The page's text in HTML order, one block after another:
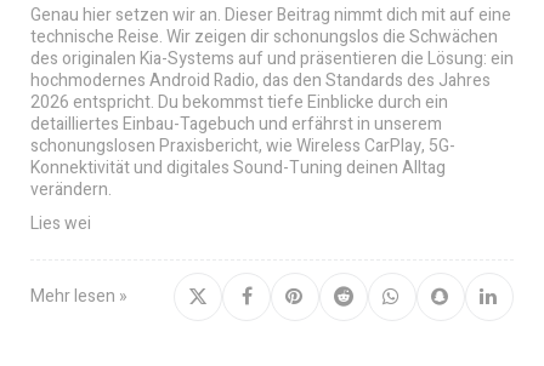
Genau hier setzen wir an. Dieser Beitrag nimmt dich mit auf eine
technische Reise. Wir zeigen dir schonungslos die Schwächen
des originalen Kia-Systems auf und präsentieren die Lösung: ein
hochmodernes Android Radio, das den Standards des Jahres
2026 entspricht. Du bekommst tiefe Einblicke durch ein
detailliertes Einbau-Tagebuch und erfährst in unserem
schonungslosen Praxisbericht, wie Wireless CarPlay, 5G-
Konnektivität und digitales Sound-Tuning deinen Alltag
verändern.
Lies wei
Mehr lesen »